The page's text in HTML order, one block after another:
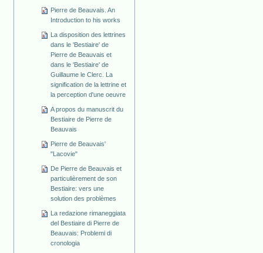
Pierre de Beauvais. An
Introduction to his works
La disposition des lettrines
dans le 'Bestiaire' de
Pierre de Beauvais et
dans le 'Bestiaire' de
Guillaume le Clerc. La
signification de la lettrine et
la perception d'une oeuvre
A propos du manuscrit du
Bestiaire de Pierre de
Beauvais
Pierre de Beauvais'
"Lacovie"
De Pierre de Beauvais et
particulièrement de son
Bestiaire: vers une
solution des problèmes
La redazione rimaneggiata
del Bestiaire di Pierre de
Beauvais: Problemi di
cronologia